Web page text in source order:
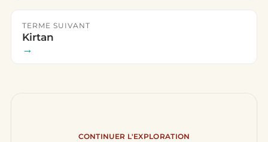
TERME SUIVANT
Kirtan
→
CONTINUER L'EXPLORATION